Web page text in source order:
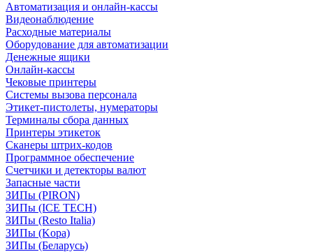
Автоматизация и онлайн-кассы
Видеонаблюдение
Расходные материалы
Оборудование для автоматизации
Денежные ящики
Онлайн-кассы
Чековые принтеры
Системы вызова персонала
Этикет-пистолеты, нумераторы
Терминалы сбора данных
Принтеры этикеток
Сканеры штрих-кодов
Программное обеспечение
Счетчики и детекторы валют
Запасные части
ЗИПы (PIRON)
ЗИПы (ICE TECH)
ЗИПы (Resto Italia)
ЗИПы (Kopa)
ЗИПы (Беларусь)